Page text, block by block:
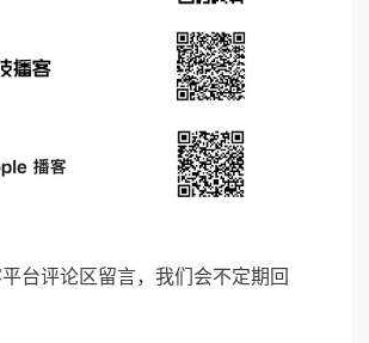
台评论区留言，我们会不定期回